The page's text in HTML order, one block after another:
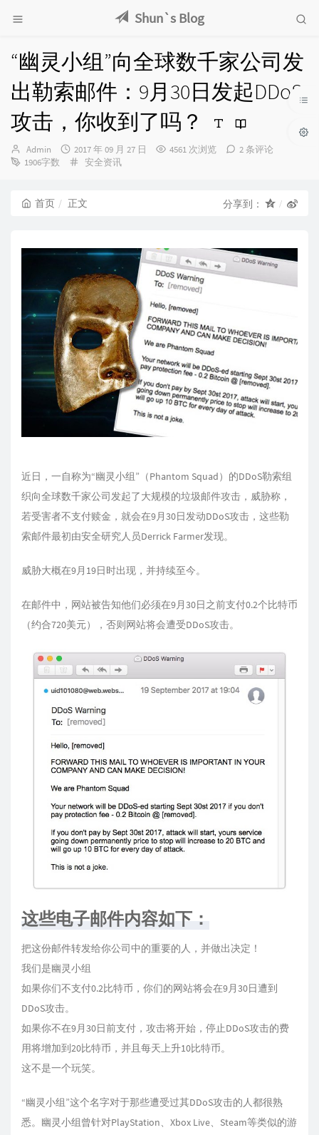
Shun`s Blog
“幽灵小组”向全球数千家公司发
出勒索邮件：9月30日发起DDoS
攻击，你收到了吗？
博
主：
Admin
发
布
2017 年 09 月 27 日 4561 次浏览
2 条评论
1906字数
分
安全资讯
首页 正文 分享到：
近日，一自称为“幽灵小组”（Phantom Squad）的DDoS勒索组
织向全球数千家公司发起了大规模的垃圾邮件攻击，威胁称，
若受害者不支付赎金，就会在9月30日发动DDoS攻击，这些勒
索邮件最初由安全研究人员Derrick Farmer发现。
威胁大概在9月19日时出现，并持续至今。
在邮件中，网站被告知他们必须在9月30日之前支付0.2个比特币
（约合720美元），否则网站将会遭受DDoS攻击。
这些电子邮件内容如下：
把这份邮件转发给你公司中的重要的人，并做出决定！
我们是幽灵小组
如果你们不支付0.2比特币，你们的网站将会在9月30日遭到
DDoS攻击。
如果你不在9月30日前支付，攻击将开始，停止DDoS攻击的费
用将增加到20比特币，并且每天上升10比特币。
这不是一个玩笑。
“幽灵小组”这个名字对于那些遭受过其DDoS攻击的人都很熟
悉。幽灵小组曾针对PlayStation、Xbox Live、Steam等类似的游